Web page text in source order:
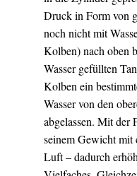
Druck in Form von
noch nicht mit
Kolben) nach oben
Wasser gefüllten
Kolben ein
Wasser von den
abgelassen. Mit
seinem Gewicht mit
Luft – dadurch